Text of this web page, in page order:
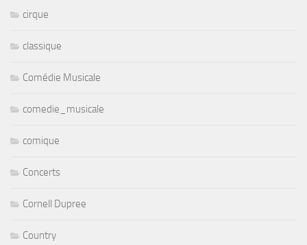
cirque
classique
Comédie Musicale
comedie_musicale
comique
Concerts
Cornell Dupree
Country